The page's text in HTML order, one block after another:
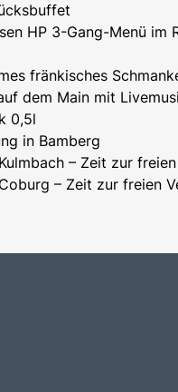
HP 3-Gang-Menü im
fränkisches
dem Main mit
0,5l
in Bamberg
– Zeit zur
– Zeit zur freien